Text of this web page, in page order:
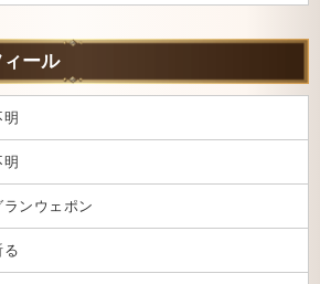
ール
明
明
ランウェポン
る